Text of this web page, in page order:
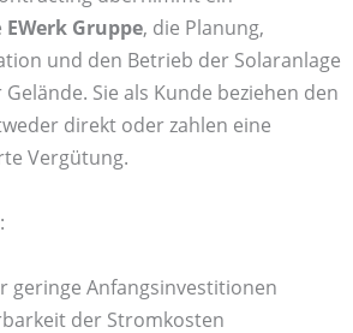
EWerk Gruppe, die Planung,
und den Betrieb der Solaranlage
Sie als Kunde beziehen den
direkt oder zahlen eine
Vergütung.
geringe Anfangsinvestitionen
der Stromkosten